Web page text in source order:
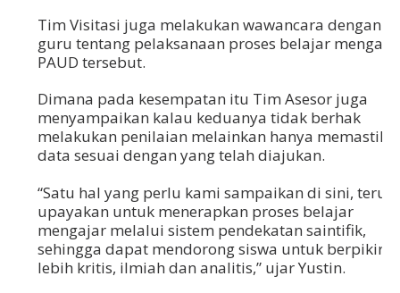
Tim Visitasi juga melakukan wawancara dengan
guru tentang pelaksanaan proses belajar
PAUD tersebut.
Dimana pada kesempatan itu Tim Asesor juga
menyampaikan kalau keduanya tidak berhak
melakukan penilaian melainkan hanya
data sesuai dengan yang telah diajukan.
“Satu hal yang perlu kami sampaikan di sini, terus
upayakan untuk menerapkan proses belajar
mengajar melalui sistem pendekatan saintifik,
sehingga dapat mendorong siswa untuk berpikir
lebih kritis, ilmiah dan analitis,” ujar Yustin.